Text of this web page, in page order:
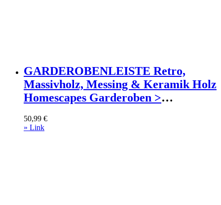
GARDEROBENLEISTE Retro,
Massivholz, Messing & Keramik Holz
Homescapes Garderoben >
50,99 €
» Link